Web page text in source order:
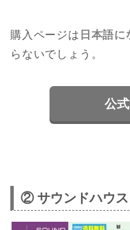
購入ページは 日本語
らないでしょう。
公
② サウンドハウス